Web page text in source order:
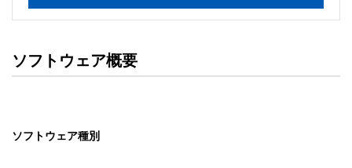
ルをお読み下さい。
ソフトウェアの保証範囲
・ソフトウェアのダウンロード・導入はお客様の責任にお
ソフトウェア概要
ソフトウェア種別